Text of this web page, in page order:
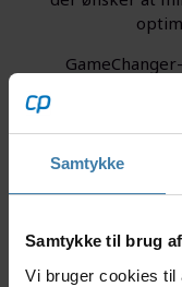
Samtykke
Samtykke til brug
Vi bruger cookies
innovative
ventilation og